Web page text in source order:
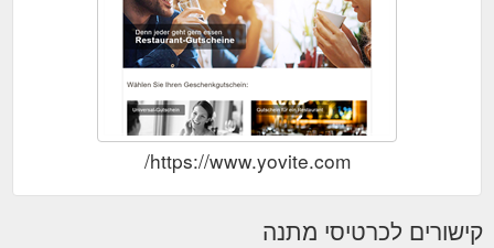
https://www.yovite.com/
קישורים לכרטיסי מתנה